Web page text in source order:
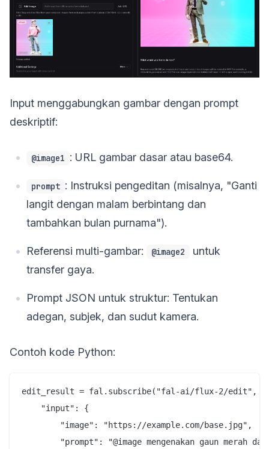
Input menggabungkan gambar dengan prompt
deskriptif:
@image1 : URL gambar dasar atau base64.
prompt : Instruksi pengeditan (misalnya, "Ganti
langit dengan malam berbintang dan
tambahkan bulan purnama").
Referensi multi-gambar: @image2
untuk
transfer gaya.
Prompt JSON untuk struktur: Tentukan
adegan, subjek, dan sudut kamera.
Contoh kode Python:
edit_result = fal.subscribe("fal-ai/flux-2/edit", {
    "input": {
"image": "https://example.com/base.jpg",
"prompt": "@image mengenakan gaun merah